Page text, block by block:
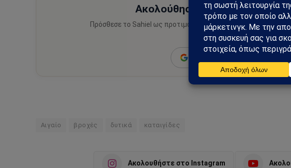
Ακολούθησε το Sahiel στο
Πρόσθεσε το Sahiel ως προτιμώμενη πηγή για να λαμβάνεις
ειδήσεις και αναλύσεις.
Αιγαίο βροχές δυτικά καταιγίδες
Ακολουθήστε στο Instagram